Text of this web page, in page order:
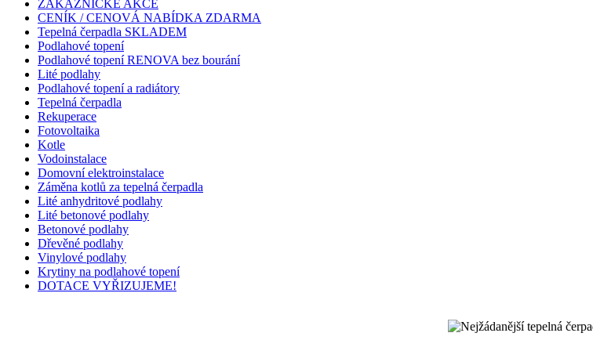
ZÁKAZNICKÉ AKCE
CENÍK / CENOVÁ NABÍDKA ZDARMA
Tepelná čerpadla SKLADEM
Podlahové topení
Podlahové topení RENOVA bez bourání
Lité podlahy
Podlahové topení a radiátory
Tepelná čerpadla
Rekuperace
Fotovoltaika
Kotle
Vodoinstalace
Domovní elektroinstalace
Záměna kotlů za tepelná čerpadla
Lité anhydritové podlahy
Lité betonové podlahy
Betonové podlahy
Dřevěné podlahy
Vinylové podlahy
Krytiny na podlahové topení
DOTACE VYŘIZUJEME!